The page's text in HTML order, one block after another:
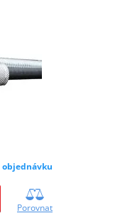
objednávku
Porovnat